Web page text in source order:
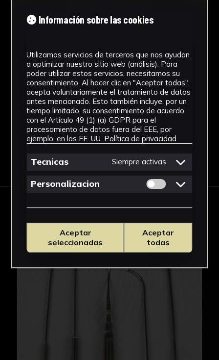
1920 - 1950
Ensamblaje
Ubicación
Facultad de Medicina
Ver más
Descargar Ficha
Información sobre las cookies
Utilizamos servicios de terceros que nos ayudan
a optimizar nuestro sitio web (análisis). Para
poder utilizar estos servicios, necesitamos su
consentimiento. Al hacer clic en "Aceptar todas",
acepta voluntariamente el tratamiento de datos
antes mencionado. Esto también incluye, por un
tiempo limitado, su consentimiento de acuerdo
con el Artículo 49 (1) (a) GDPR para el
procesamiento de datos fuera del EEE, por
ejemplo, en los EE. UU. Política de privacidad
Tecnicas Siempre activas
Personalizacion Permitir cookies
Aceptar
seleccionadas
Aceptar
todas